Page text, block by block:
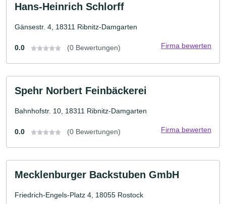
Hans-Heinrich Schlorff
Gänsestr. 4, 18311 Ribnitz-Damgarten
0.0 (0 Bewertungen) Firma bewerten
Spehr Norbert Feinbäckerei
Bahnhofstr. 10, 18311 Ribnitz-Damgarten
0.0 (0 Bewertungen) Firma bewerten
Mecklenburger Backstuben GmbH
Friedrich-Engels-Platz 4, 18055 Rostock